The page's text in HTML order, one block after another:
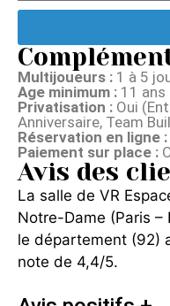
Multijoueurs : 1 à 5
Age minimum : 11 ans
Privatisation : Oui
Anniversaire, Team
Réservation en ligne :
Paiement sur place :
Avis des
La salle de VR
Notre-Dame (Paris –
le département (92)
note de 4,4/5.